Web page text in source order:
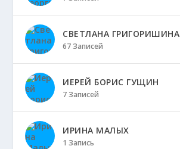
СВЕТЛАНА ГРИГОРИШИНА
67 Записей
ИЕРЕЙ БОРИС ГУЩИН
7 Записей
ИРИНА МАЛЫХ
1 Запись